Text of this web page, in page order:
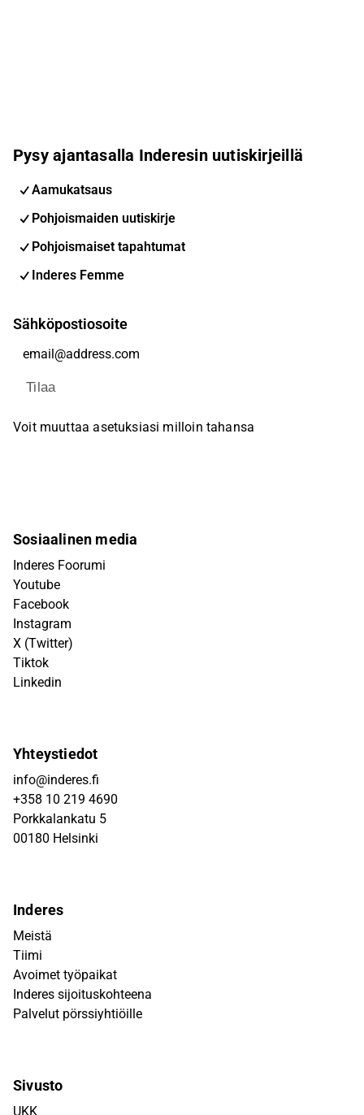
Pysy ajantasalla Inderesin uutiskirjeillä
Aamukatsaus
Pohjoismaiden uutiskirje
Pohjoismaiset tapahtumat
Inderes Femme
Sähköpostiosoite
Tilaa
Voit muuttaa asetuksiasi milloin tahansa
Sosiaalinen media
Inderes Foorumi
Youtube
Facebook
Instagram
X (Twitter)
Tiktok
Linkedin
Yhteystiedot
info@inderes.fi
+358 10 219 4690
Porkkalankatu 5
00180 Helsinki
Inderes
Meistä
Tiimi
Avoimet työpaikat
Inderes sijoituskohteena
Palvelut pörssiyhtiöille
Sivusto
UKK